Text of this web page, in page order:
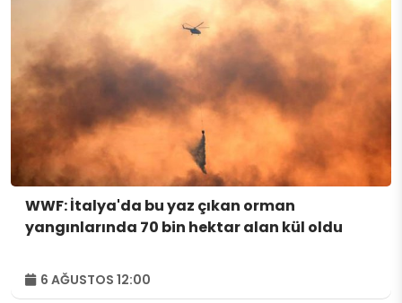
WWF: İtalya'da bu yaz çıkan orman
yangınlarında 70 bin hektar alan kül oldu
6 AĞUSTOS 12:00